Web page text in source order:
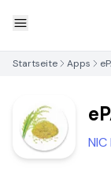
Startseite Apps